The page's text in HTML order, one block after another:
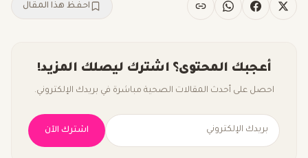
احفظ هذا المقال
أعجبك المحتوى؟ اشترك ليصلك المزيد!
احصل على أحدث المقالات الصحية مباشرة في بريدك الإلكتروني.
اشترك الآن